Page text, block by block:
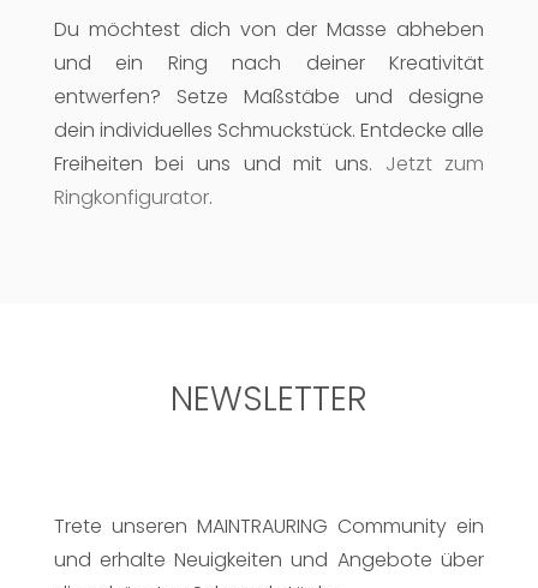
Du möchtest dich von der Masse abheben
und ein Ring nach deiner Kreativität
entwerfen? Setze Maßstäbe und designe
dein individuelles Schmuckstück. Entdecke alle
Freiheiten bei uns und mit uns. Jetzt zum
Ringkonfigurator.
NEWSLETTER
Trete unseren MAINTRAURING Community ein
und erhalte Neuigkeiten und Angebote über